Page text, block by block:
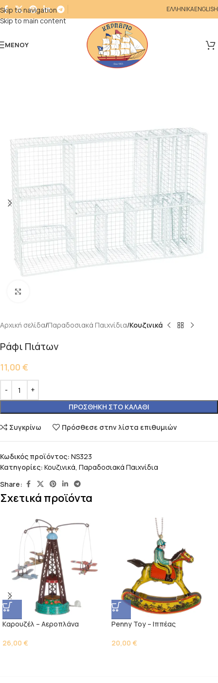
Skip to navigation
Skip to main content
ΕΛΛΗΝΙΚΑENGLISH
ΜΕΝΟΎ
Αρχική σελίδα Παραδοσιακά Παιχνίδια Κουζινικά
Ράφι Πιάτων
11,00 €
ΠΡΟΣΘΉΚΗ ΣΤΟ ΚΑΛΆΘΙ
Συγκρίνω Πρόσθεσε στην λίστα επιθυμιών
Κωδικός προϊόντος: NS323
Κατηγορίες: Κουζινικά, Παραδοσιακά Παιχνίδια
Share:
Σχετικά προϊόντα
Kαρουζέλ – Αεροπλάνα
26,00 €
Penny Toy – Ιππέας
20,00 €